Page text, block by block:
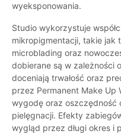
wyeksponowania.
Studio wykorzystuje
mikropigmentacji, takie jak
microblading oraz
dobierane są w zależności
doceniają trwałość oraz
przez Permanent Make Up
wygodę oraz oszczędność
pielęgnacji. Efekty
wygląd przez długi okres i